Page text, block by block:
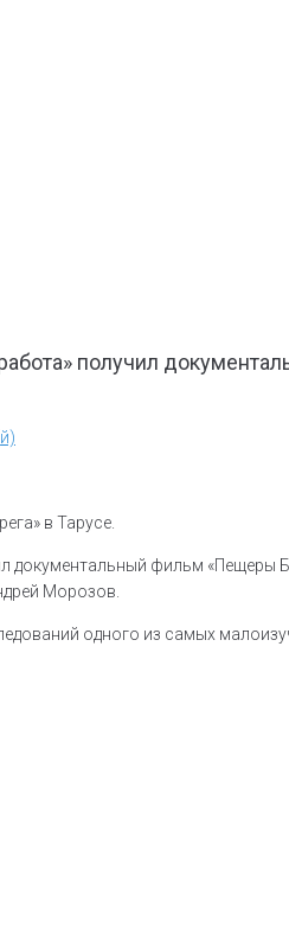
получил
в Тарусе.
документальный фильм
Морозов.
одного из самых